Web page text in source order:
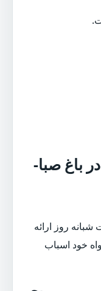
باغ صبا-
روز ارائه
خود اسباب